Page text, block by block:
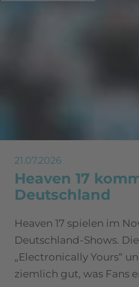
21.07.2026
Heaven 17
Deutschland
Heaven 17 spielen im
Deutschland-Shows.
„Electronically Yours“
ziemlich gut, was Fans